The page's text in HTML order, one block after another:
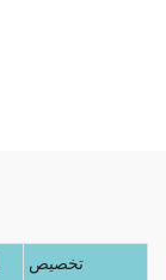
تخصيص